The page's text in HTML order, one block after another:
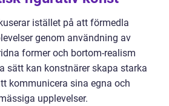
istället på att förmedla
genom användning av
former och bortom-realism
sätt kan konstnärer skapa starka
kommunicera sina egna och
upplevelser.